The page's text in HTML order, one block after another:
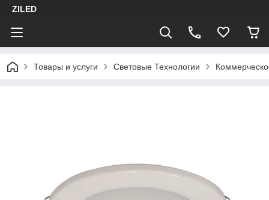
ZILED
Товары и услуги Световые Технологии